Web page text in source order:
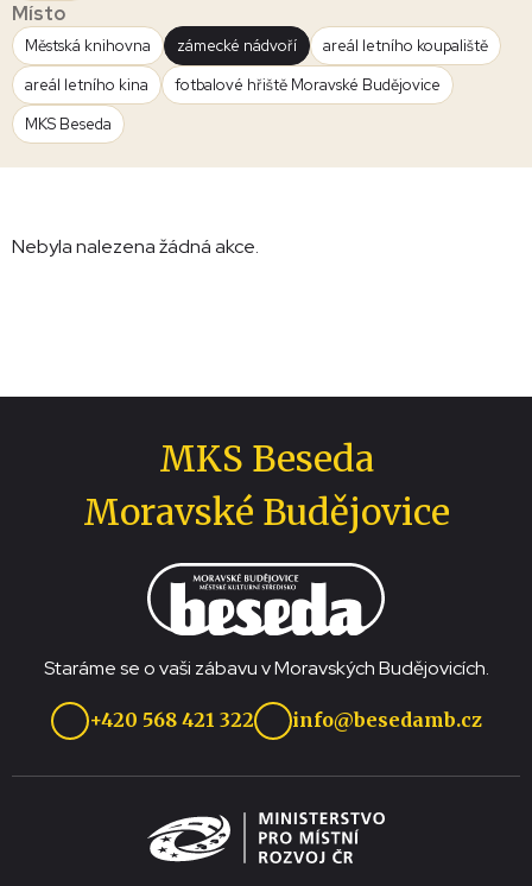
Místo
Městská knihovna zámecké nádvoří
areál letního koupaliště
areál letního kina
fotbalové hřiště Moravské Budějovice
MKS Beseda
Nebyla nalezena žádná akce.
MKS Beseda
Moravské Budějovice
Staráme se o vaši zábavu v Moravských Budějovicích.
+420 568 421 322 info@besedamb.cz